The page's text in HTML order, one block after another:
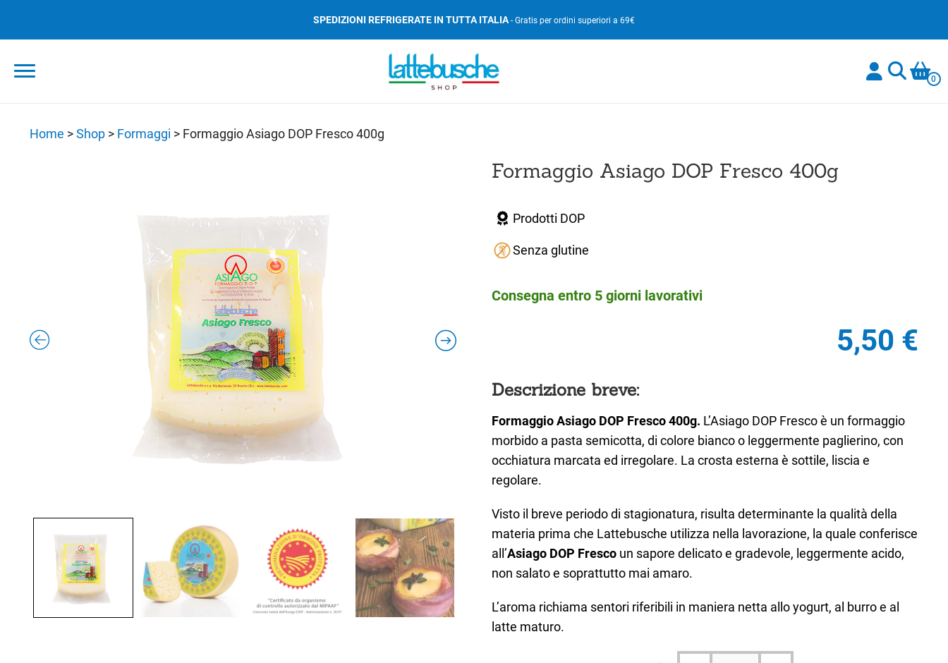
SPEDIZIONI REFRIGERATE IN TUTTA ITALIA- Gratis per ordini superiori a 69€
0
Home >Shop > Formaggi > Formaggio Asiago DOP Fresco 400g
Formaggio Asiago DOP Fresco 400g
Prodotti DOP
Senza glutine
Consegna entro 5 giorni lavorativi
5,50 €
Descrizione breve:
Formaggio Asiago DOP Fresco 400g. L’Asiago DOP Fresco è un formaggio
morbido a pasta semicotta, di colore bianco o leggermente paglierino, con
occhiatura marcata ed irregolare. La crosta esterna è sottile, liscia e
regolare.
Visto il breve periodo di stagionatura, risulta determinante la qualità della
materia prima che Lattebusche utilizza nella lavorazione, la quale conferisce
all’Asiago DOP Fresco un sapore delicato e gradevole, leggermente acido,
non salato e soprattutto mai amaro.
L’aroma richiama sentori riferibili in maniera netta allo yogurt, al burro e al
latte maturo.
Formaggio